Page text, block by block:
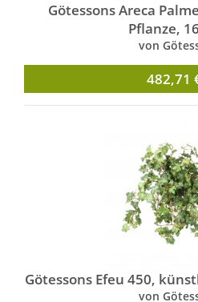
Götessons Areca
Pflanze,
von
482,71
Götessons Efeu 450,
von